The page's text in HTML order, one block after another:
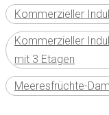
Kommerzieller
Kommerzieller
mit 3 Etagen
Meeresfrüchte-